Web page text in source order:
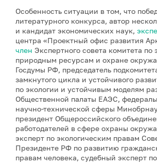
Особенность ситуации в том, что
литературного конкурса, автор
и кандидат экономических наук,
центра «Проектный офис развития
член Экспертного совета комитета по
природным ресурсам и охране
Госдумы РФ, председатель
замкнутого цикла и устойчивого
по экологии и устойчивым моделям
Общественной палаты ЕАЭС,
научно-технической сферы
президент Общероссийского
работодателей в сфере охраны
эксперт по экологическим правам
Президенте РФ по развитию
правам человека, судебный эксперт